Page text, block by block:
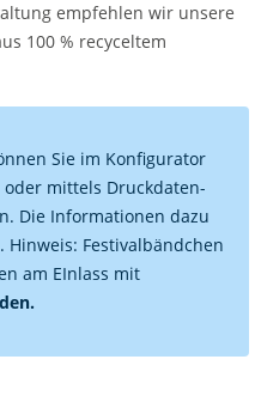
empfehlen wir unsere
100 % recyceltem
Sie im Konfigurator
mittels Druckdaten-
Die Informationen dazu
Festivalbändchen
am EInlass mit